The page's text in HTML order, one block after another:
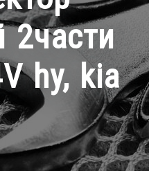
2части
hy, kia